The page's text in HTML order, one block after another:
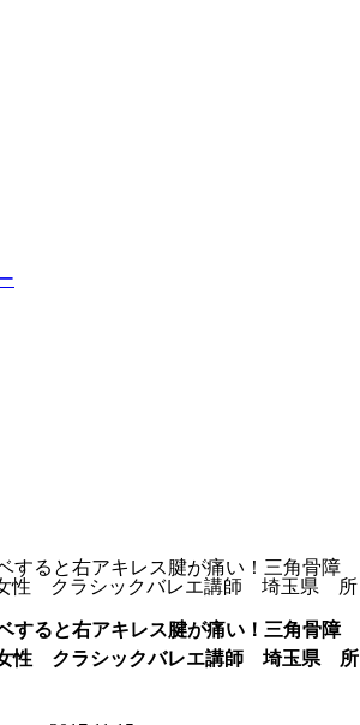
すると右アキレス腱が痛い！三角骨障
性 クラシックバレエ講師 埼玉県 所
すると右アキレス腱が痛い！三角骨障
性 クラシックバレエ講師 埼玉県 所